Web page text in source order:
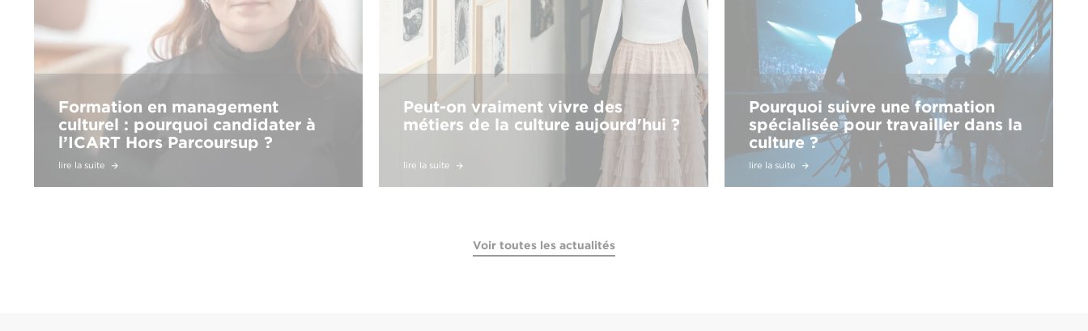
Formation en management
culturel : pourquoi candidater à
l’ICART Hors Parcoursup ?
lire la suite
Peut-on vraiment vivre des
métiers de la culture aujourd'hui ?
lire la suite
Pourquoi suivre une formation
spécialisée pour travailler dans la
culture ?
lire la suite
Voir toutes les actualités